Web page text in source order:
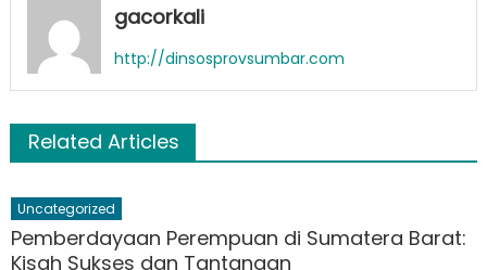
gacorkali
http://dinsosprovsumbar.com
Related Articles
Uncategorized
Pemberdayaan Perempuan di Sumatera Barat:
Kisah Sukses dan Tantangan